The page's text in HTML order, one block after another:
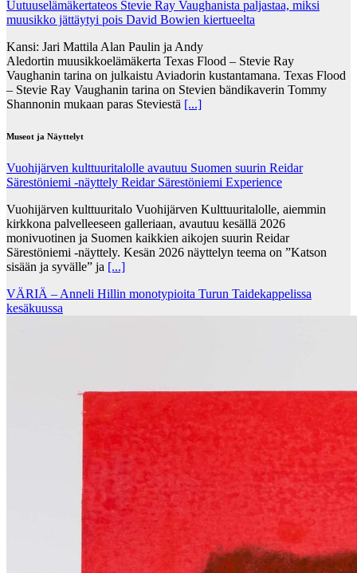
Uutuuselämäkertateos Stevie Ray Vaughanista paljastaa, miksi
muusikko jättäytyi pois David Bowien kiertueelta
Kansi: Jari Mattila Alan Paulin ja Andy
Aledortin muusikkoelämäkerta Texas Flood – Stevie Ray
Vaughanin tarina on julkaistu Aviadorin kustantamana. Texas Flood
– Stevie Ray Vaughanin tarina on Stevien bändikaverin Tommy
Shannonin mukaan paras Steviestä [...]
Museot ja Näyttelyt
Vuohijärven kulttuuritalolle avautuu Suomen suurin Reidar
Särestöniemi -näyttely Reidar Särestöniemi Experience
Vuohijärven kulttuuritalo Vuohijärven Kulttuuritalolle, aiemmin
kirkkona palvelleeseen galleriaan, avautuu kesällä 2026
monivuotinen ja Suomen kaikkien aikojen suurin Reidar
Särestöniemi -näyttely. Kesän 2026 näyttelyn teema on ”Katson
sisään ja syvälle” ja [...]
VÄRIÄ – Anneli Hillin monotypioita Turun Taidekappelissa
kesäkuussa